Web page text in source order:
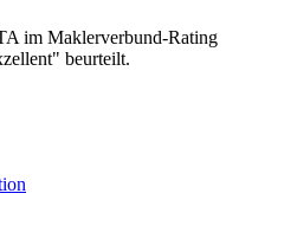
im Maklerverbund-Rating
beurteilt.